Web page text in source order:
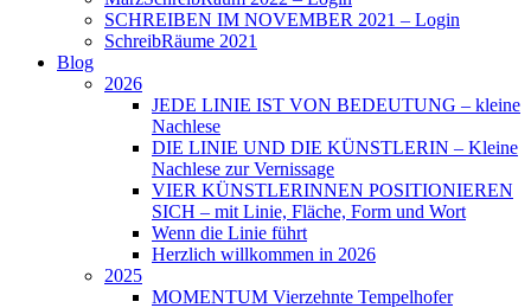
SCHREIBEN IM NOVEMBER 2021 – Login
SchreibRäume 2021
Blog
2026
JEDE LINIE IST VON BEDEUTUNG – kleine
Nachlese
DIE LINIE UND DIE KÜNSTLERIN – Kleine
Nachlese zur Vernissage
VIER KÜNSTLERINNEN POSITIONIEREN
SICH – mit Linie, Fläche, Form und Wort
Wenn die Linie führt
Herzlich willkommen in 2026
2025
MOMENTUM Vierzehnte Tempelhofer